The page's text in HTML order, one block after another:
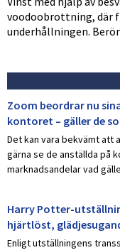
voodoobrottning, där
underhållningen.
Zoom beordrar nu
kontoret – gäller de
Det kan vara bekvämt att
gärna se de anställda på
marknadsandelar vad
Harry Potter-
hjärtlöst,
Enligt utställningens